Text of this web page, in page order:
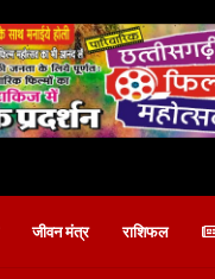
जीवन मंत्र राशिफल